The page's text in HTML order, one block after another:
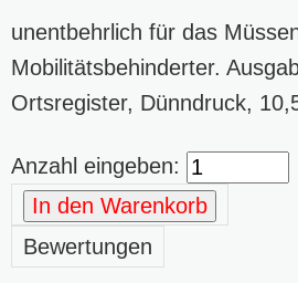
unentbehrlich für das
Mobilitätsbehinderter.
Ortsregister, Dünndruck,
Anzahl eingeben:
In den Warenkorb
Bewertungen